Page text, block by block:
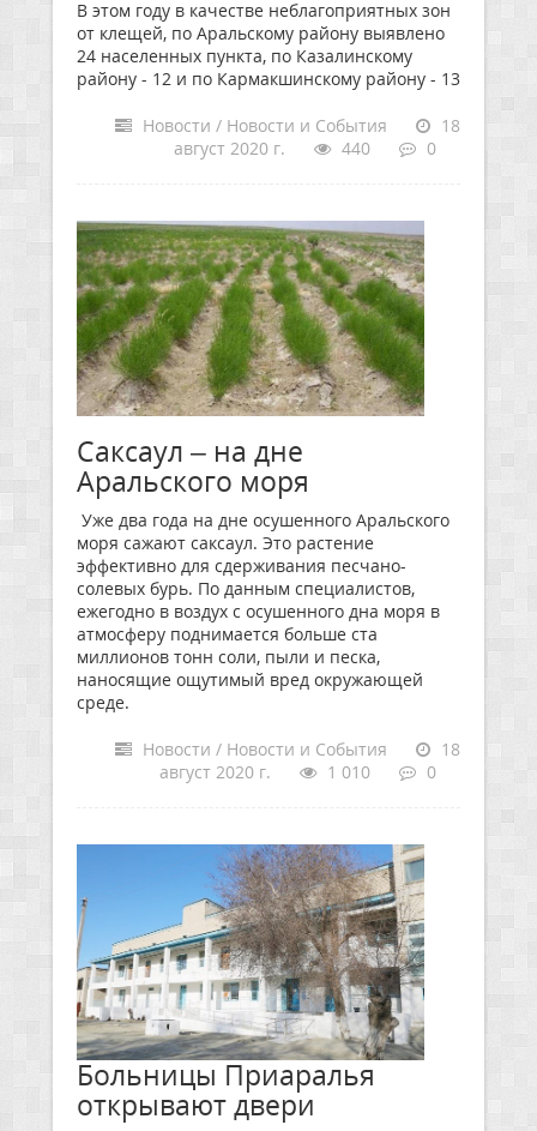
В этом году в качестве неблагоприятных зон
от клещей, по Аральскому району выявлено
24 населенных пункта, по Казалинскому
району - 12 и по Кармакшинскому району - 13
Новости / Новости и События
18
август 2020 г.
440 0
Саксаул – на дне
Аральского моря
Уже два года на дне осушенного Аральского
моря сажают саксаул. Это растение
эффективно для сдерживания песчано-
солевых бурь. По данным специалистов,
ежегодно в воздух с осушенного дна моря в
атмосферу поднимается больше ста
миллионов тонн соли, пыли и песка,
наносящие ощутимый вред окружающей
среде.
Новости / Новости и События
18
август 2020 г.
1 010 0
Больницы Приаралья
открывают двери